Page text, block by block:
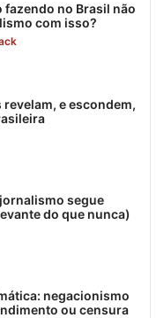
fazendo no Brasil não
com isso?
revelam, e escondem,
segue
do que nunca)
negacionismo
ou censura